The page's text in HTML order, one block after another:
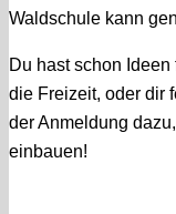
Waldschule kann
Du hast schon Ideen
die Freizeit, oder dir
der Anmeldung
einbauen!